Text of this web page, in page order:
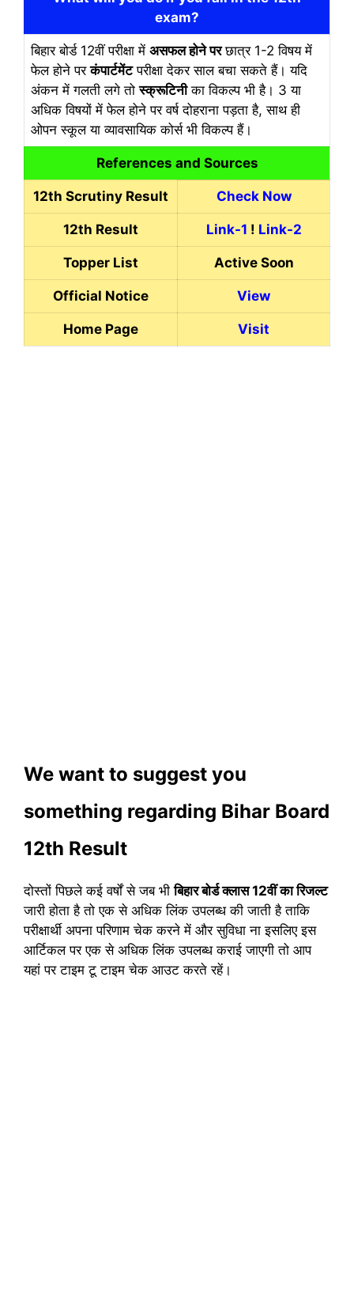
exam?
बिहार बोर्ड 12वीं परीक्षा में असफल होने परछात्र 1-2 विषय में
फेल होने परकंपार्टमेंटपरीक्षा देकर साल बचा सकते हैं। यदि
अंकन में गलती लगे तोस्क्रूटिनीका विकल्प भी है। 3 या
अधिक विषयों में फेल होने पर वर्ष दोहराना पड़ता है, साथ ही
ओपन स्कूल या व्यावसायिक कोर्स भी विकल्प हैं।
References and Sources
12th Scrutiny Result Check Now
12th Result Link-1 ! Link-2
Topper List Active Soon
Official Notice View
Home Page Visit
We want to suggest you
something regarding Bihar Board
12th Result
दोस्तों पिछले कई वर्षों से जब भीबिहार बोर्ड क्लास 12वीं का रिजल्ट
जारी होता है तो एक से अधिक लिंक उपलब्ध की जाती है ताकि
परीक्षार्थी अपना परिणाम चेक करने में और सुविधा ना इसलिए इस
आर्टिकल पर एक से अधिक लिंक उपलब्ध कराई जाएगी तो आप
यहां पर टाइम टू टाइम चेक आउट करते रहें।